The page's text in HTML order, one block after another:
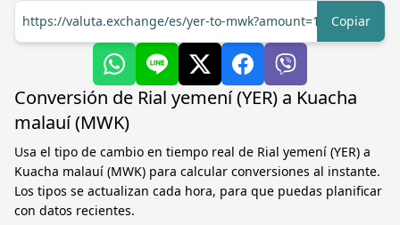
https://valuta.exchange/es/yer-to-mwk?amount=1
Copiar
Conversión de Rial yemení (YER) a Kuacha
malauí (MWK)
Usa el tipo de cambio en tiempo real de Rial yemení (YER) a
Kuacha malauí (MWK) para calcular conversiones al instante.
Los tipos se actualizan cada hora, para que puedas planificar
con datos recientes.